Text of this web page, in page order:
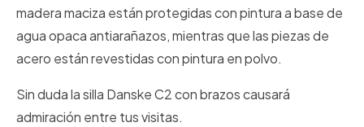
madera maciza están protegidas con pintura a base de
agua opaca antiarañazos, mientras que las piezas de
acero están revestidas con pintura en polvo.
Sin duda la silla Danske C2 con brazos causará
admiración entre tus visitas.